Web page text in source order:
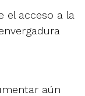
el acceso a la
aún